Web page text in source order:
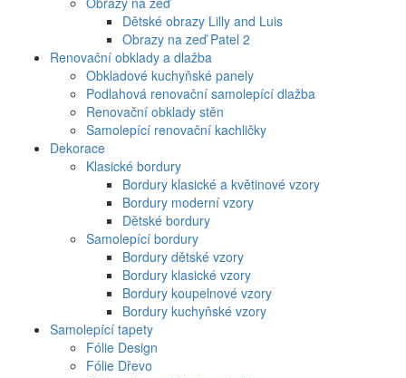
Dětské obrazy Lilly and Luis
Obrazy na zeď Patel 2
Renovační obklady a dlažba
Obkladové kuchyňské panely
Podlahová renovační samolepící dlažba
Renovační obklady stěn
Samolepící renovační kachličky
Dekorace
Klasické bordury
Bordury klasické a květinové vzory
Bordury moderní vzory
Dětské bordury
Samolepící bordury
Bordury dětské vzory
Bordury klasické vzory
Bordury koupelnové vzory
Bordury kuchyňské vzory
Samolepící tapety
Fólie Design
Fólie Dřevo